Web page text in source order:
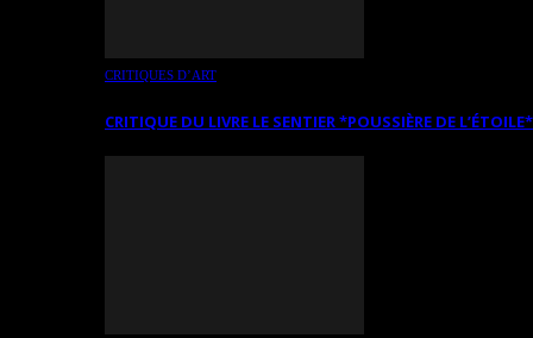
CRITIQUES D’ART
CRITIQUE DU LIVRE LE SENTIER *POUSSIÈRE DE L’ÉTOILE*